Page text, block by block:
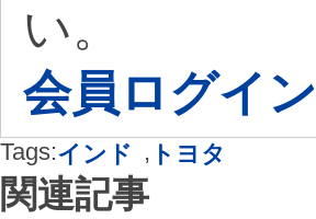
い。
会員ログイン
Tags:インド , トヨタ
関連記事